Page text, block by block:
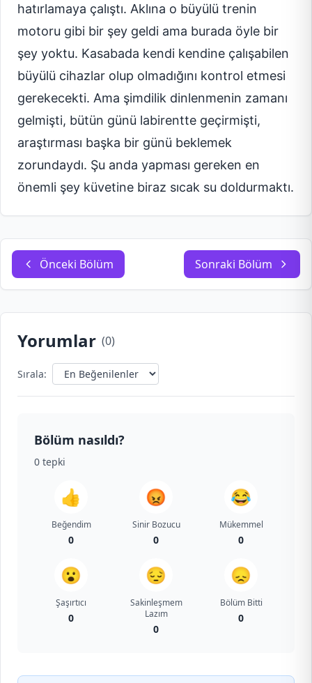
hatırlamaya çalıştı. Aklına o büyülü trenin
motoru gibi bir şey geldi ama burada öyle bir
şey yoktu. Kasabada kendi kendine çalışabilen
büyülü cihazlar olup olmadığını kontrol etmesi
gerekecekti. Ama şimdilik dinlenmenin zamanı
gelmişti, bütün günü labirentte geçirmişti,
araştırması başka bir günü beklemek
zorundaydı. Şu anda yapması gereken en
önemli şey küvetine biraz sıcak su doldurmaktı.
Önceki Bölüm Sonraki Bölüm
Yorumlar (0)
Sırala:
Bölüm nasıldı?
0 tepki
👍
Beğendim
0
😡
Sinir Bozucu
0
😂
Mükemmel
0
😮
Şaşırtıcı
0
😔
Sakinleşmem
Lazım
0
😞
Bölüm Bitti
0